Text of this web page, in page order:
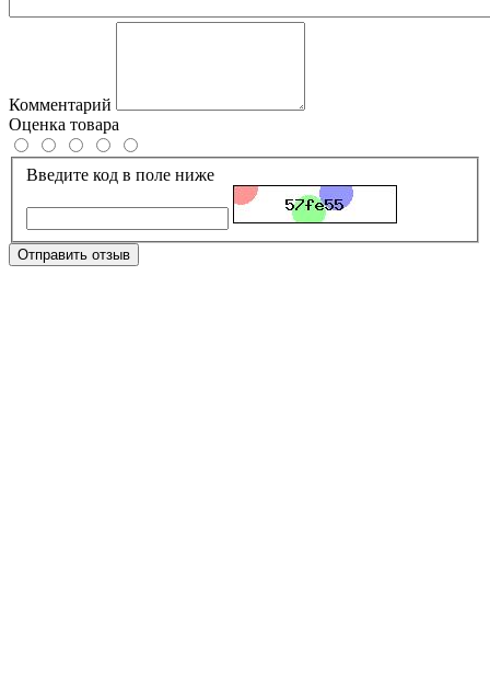
Комментарий
Оценка товара
Введите код в поле ниже
Отправить отзыв